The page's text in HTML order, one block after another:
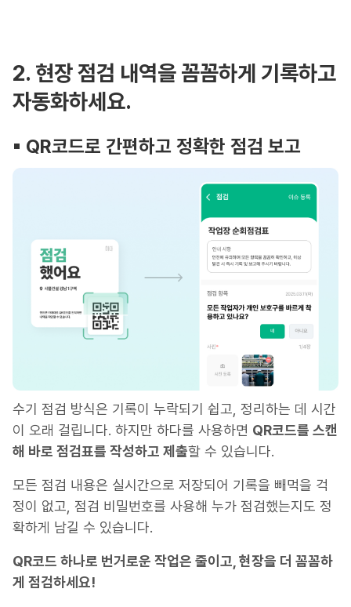
2. 현장 점검 내역을 꼼꼼하게 기록하고
자동화하세요.
▪︎ QR코드로 간편하고 정확한 점검 보고
수기 점검 방식은 기록이 누락되기 쉽고, 정리하는 데 시간
이 오래 걸립니다. 하지만 하다를 사용하면 QR코드를 스캔
해 바로 점검표를 작성하고 제출할 수 있습니다.
모든 점검 내용은 실시간으로 저장되어 기록을 빼먹을 걱
정이 없고, 점검 비밀번호를 사용해 누가 점검했는지도 정
확하게 남길 수 있습니다.
QR코드 하나로 번거로운 작업은 줄이고, 현장을 더 꼼꼼하
게 점검하세요!